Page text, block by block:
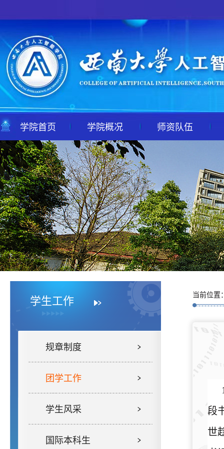
学院首页 学院概况 师资队伍
学生工作
规章制度
团学工作
学生风采
国际本科生
当前位置
段
世